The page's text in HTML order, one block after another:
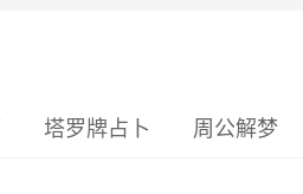
塔罗牌占卜 周公解梦